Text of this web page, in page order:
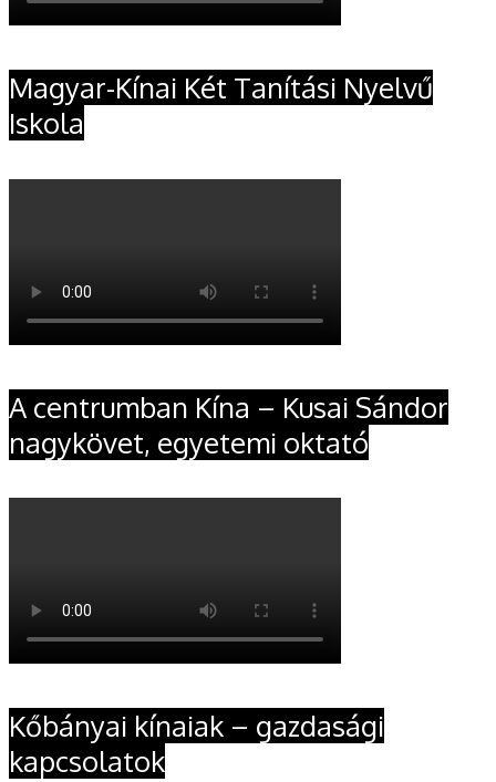
Magyar-Kínai Két Tanítási Nyelvű
Iskola
A centrumban Kína – Kusai Sándor
nagykövet, egyetemi oktató
Kőbányai kínaiak – gazdasági
kapcsolatok